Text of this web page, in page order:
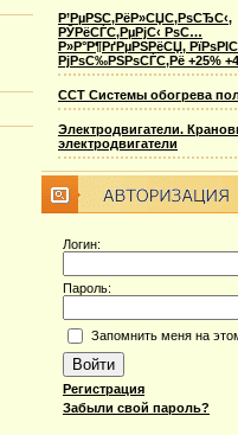
Р’РµРЅС‚РёР»СЏС‚РѕСЂС‹,
РЎРёСЃС‚РµРјС‹ РѕС…
Р»Р°Р¶РґРµРЅРёСЏ,
РјРѕС‰РЅРѕСЃС‚Рё +25%
ССТ Системы обогрева
Электродвигатели.
электродвигатели
Логин:
Пароль:
Запомнить меня на
Регистрация
Забыли свой пароль?